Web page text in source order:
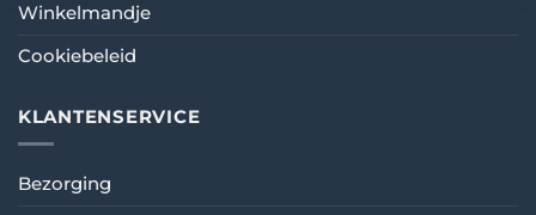
Winkelmandje
Cookiebeleid
KLANTENSERVICE
Bezorging